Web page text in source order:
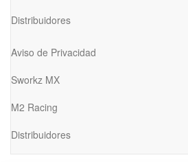
Distribuidores
Aviso de Privacidad
Sworkz MX
M2 Racing
Distribuidores